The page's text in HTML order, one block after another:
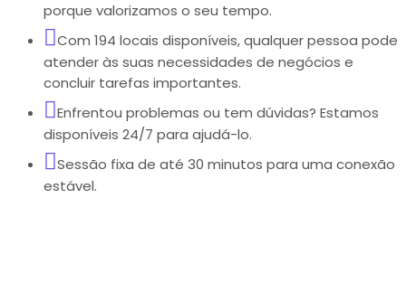
porque valorizamos o seu tempo.
Com 194 locais disponíveis, qualquer pessoa pode
atender às suas necessidades de negócios e
concluir tarefas importantes.
Enfrentou problemas ou tem dúvidas? Estamos
disponíveis 24/7 para ajudá-lo.
Sessão fixa de até 30 minutos para uma conexão
estável.